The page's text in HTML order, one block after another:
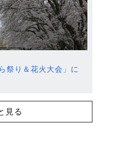
祭り＆花火大会」に
見る